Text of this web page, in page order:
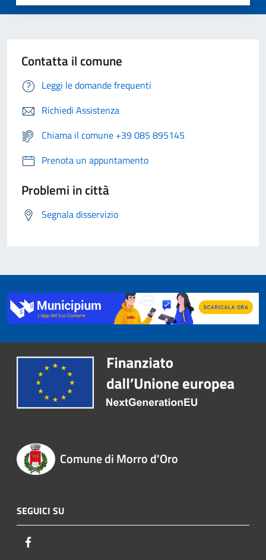
Contatta il comune
Leggi le domande frequenti
Richiedi Assistenza
Chiama il comune +39 085 895145
Prenota un appuntamento
Problemi in città
Segnala disservizio
Comune di Morro d'Oro
SEGUICI SU